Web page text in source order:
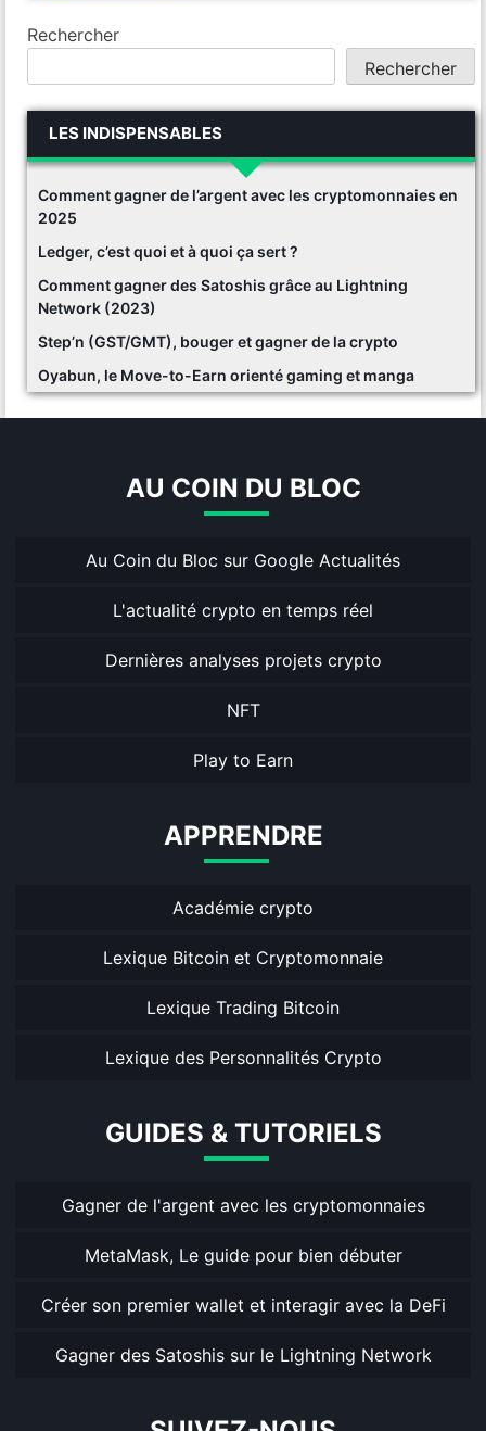
Rechercher
Rechercher
LES INDISPENSABLES
Comment gagner de l’argent avec les cryptomonnaies en
2025
Ledger, c’est quoi et à quoi ça sert ?
Comment gagner des Satoshis grâce au Lightning
Network (2023)
Step’n (GST/GMT), bouger et gagner de la crypto
Oyabun, le Move-to-Earn orienté gaming et manga
AU COIN DU BLOC
Au Coin du Bloc sur Google Actualités
L'actualité crypto en temps réel
Dernières analyses projets crypto
NFT
Play to Earn
APPRENDRE
Académie crypto
Lexique Bitcoin et Cryptomonnaie
Lexique Trading Bitcoin
Lexique des Personnalités Crypto
GUIDES & TUTORIELS
Gagner de l'argent avec les cryptomonnaies
MetaMask, Le guide pour bien débuter
Créer son premier wallet et interagir avec la DeFi
Gagner des Satoshis sur le Lightning Network